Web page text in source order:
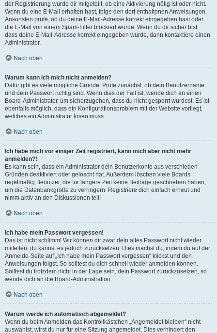
der Registrierung wurde dir mitgeteilt, ob eine Aktivierung nötig ist oder nicht.
Wenn du eine E-Mail erhalten hast, folge den dort enthaltenen Anweisungen.
Ansonsten prüfe, ob du deine E-Mail-Adresse korrekt eingegeben hast oder
die E-Mail von einem Spam-Filter blockiert wurde. Wenn du dir sicher bist,
dass deine E-Mail-Adresse korrekt eingegeben wurde, dann kontaktiere einen
Administrator.
Nach oben
Warum kann ich mich nicht anmelden?
Dafür gibt es viele mögliche Gründe. Prüfe zunächst, ob dein Benutzername
und dein Passwort richtig sind. Wenn dies der Fall ist, wende dich an einen
Board-Administrator, um sicherzugehen, dass du nicht gesperrt wurdest. Es ist
ebenfalls möglich, dass ein Konfigurationsproblem mit der Website vorliegt,
welches ein Administrator lösen muss.
Nach oben
Ich habe mich vor einiger Zeit registriert, kann mich aber nicht mehr
anmelden?!
Es kann sein, dass ein Administrator dein Benutzerkonto aus verschieden
Gründen deaktiviert oder gelöscht hat. Außerdem löschen viele Boards
regelmäßig Benutzer, die für längere Zeit keine Beiträge geschrieben haben,
um die Datenbankgröße zu verringern. Registriere dich einfach erneut und
nimm aktiv an den Diskussionen teil!
Nach oben
Ich habe mein Passwort vergessen!
Das ist nicht schlimm! Wir können dir zwar dein altes Passwort nicht wieder
mitteilen, du kannst es jedoch zurücksetzen. Dies machst du, indem du auf der
Anmelde-Seite auf „Ich habe mein Passwort vergessen“ klickst und den
Anweisungen folgst. So solltest du dich schnell wieder anmelden können.
Solltest du trotzdem nicht in der Lage sein, dein Passwort zurückzusetzen, so
wende dich an die Board-Administration.
Nach oben
Warum werde ich automatisch abgemeldet?
Wenn du beim Anmelden das Kontrollkästchen „Angemeldet bleiben“ nicht
auswählst, wirst du nur für eine Sitzung angemeldet. Dies verhindert den